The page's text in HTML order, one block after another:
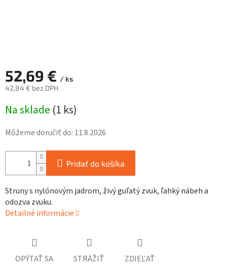
52,69 € / ks
42,84 € bez DPH
cena:
Na sklade (1 ks)
Môžeme doručiť do: 11.8.2026
Pridať do košíka
Struny s nylónovým jadrom, živý guľatý zvuk, ľahký nábeh a
odozva zvuku.
Detailné informácie
OPÝTAŤ SA STRÁŽIŤ ZDIEĽAŤ